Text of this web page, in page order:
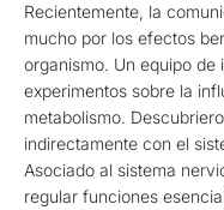
Recientemente, la
mucho por los efectos
organismo. Un equipo
experimentos sobre la
metabolismo.
indirectamente con el
Asociado al sistema
regular funciones